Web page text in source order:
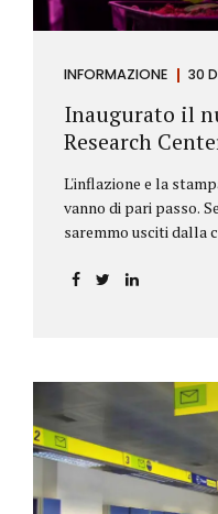
INFORMAZIONE 30
Inaugurato il
Research
L'inflazione e la
vanno di pari passo.
saremmo usciti dalla